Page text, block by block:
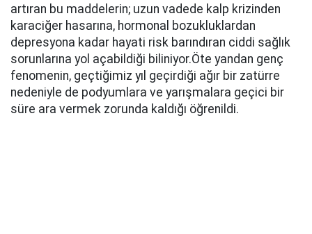
artıran bu maddelerin; uzun vadede kalp krizinden
karaciğer hasarına, hormonal bozukluklardan
depresyona kadar hayati risk barındıran ciddi sağlık
sorunlarına yol açabildiği biliniyor.Öte yandan genç
fenomenin, geçtiğimiz yıl geçirdiği ağır bir zatürre
nedeniyle de podyumlara ve yarışmalara geçici bir
süre ara vermek zorunda kaldığı öğrenildi.